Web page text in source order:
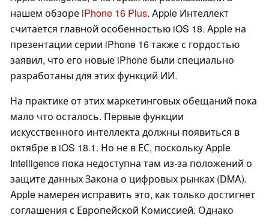
нашем обзоре iPhone 16 Plus. Apple Интеллект
считается главной особенностью iOS 18. Apple на
презентации серии iPhone 16 также с гордостью
заявил, что его новые iPhone были специально
разработаны для этих функций ИИ.
На практике от этих маркетинговых обещаний пока
мало что осталось. Первые функции
искусственного интеллекта должны появиться в
октябре в iOS 18.1. Но не в ЕС, поскольку Apple
Intelligence пока недоступна там из-за положений о
защите данных Закона о цифровых рынках (DMA).
Apple намерен исправить это, как только достигнет
соглашения с Европейской Комиссией. Однако